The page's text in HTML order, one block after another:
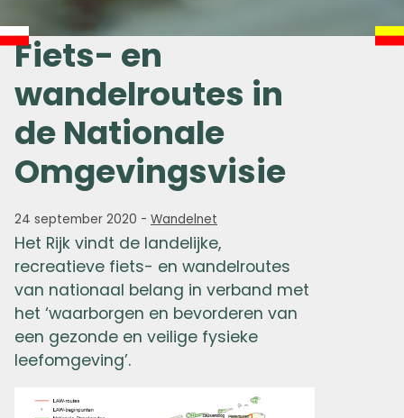
Fiets- en
wandelroutes in
de Nationale
Omgevingsvisie
24 september 2020 - Wandelnet
Het Rijk vindt de landelijke,
recreatieve fiets- en wandelroutes
van nationaal belang in verband met
het ‘waarborgen en bevorderen van
een gezonde en veilige fysieke
leefomgeving’.